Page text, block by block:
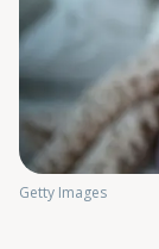
Getty Images